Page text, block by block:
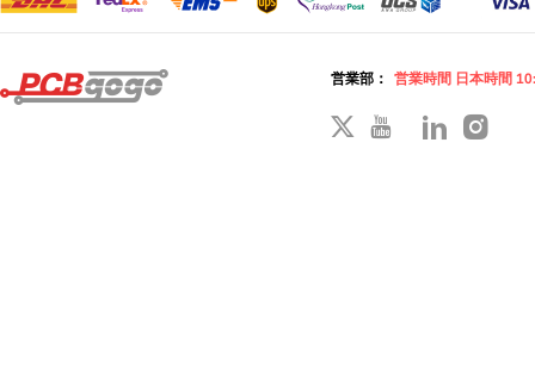
営業部： 営業時間 日本時間